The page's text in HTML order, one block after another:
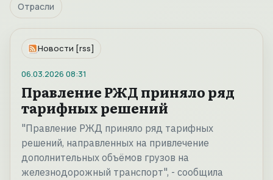
Отрасли
Новости [rss]
06.03.2026 08:31
Правление РЖД приняло ряд
тарифных решений
"Правление РЖД приняло ряд тарифных
решений, направленных на привлечение
дополнительных объёмов грузов на
железнодорожный транспорт", - сообщила